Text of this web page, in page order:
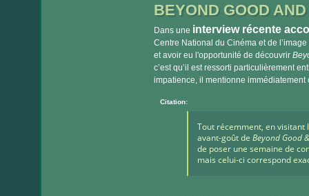
BEYOND GOOD
Dans une interview récente
Centre National du Cinéma et de
et avoir eu l'opportunité de découvrir
c’est qu’il est ressorti particulièrement
impatience, il mentionne
Citation:
Tout récemment, en visitant
avant-goût de Beyond Good
de poser une semaine de
mais celui-ci correspond